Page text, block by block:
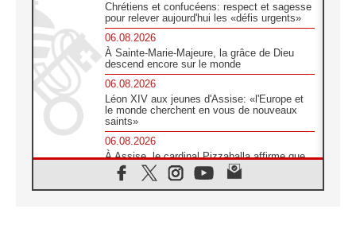
Chrétiens et confucéens: respect et sagesse
pour relever aujourd'hui les «défis urgents»
06.08.2026
À Sainte-Marie-Majeure, la grâce de Dieu
descend encore sur le monde
06.08.2026
Léon XIV aux jeunes d'Assise: «l'Europe et
le monde cherchent en vous de nouveaux
saints»
06.08.2026
À Assise, le cardinal Pizzaballa affirme que
«les chrétiens veulent la paix»
06.08.2026